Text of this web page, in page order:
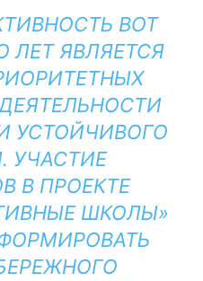
ВОТ
ЛЕТ ЯВЛЯЕТСЯ
УСТОЙЧИВОГО
УЧАСТИЕ
В ПРОЕКТЕ
ШКОЛЫ»